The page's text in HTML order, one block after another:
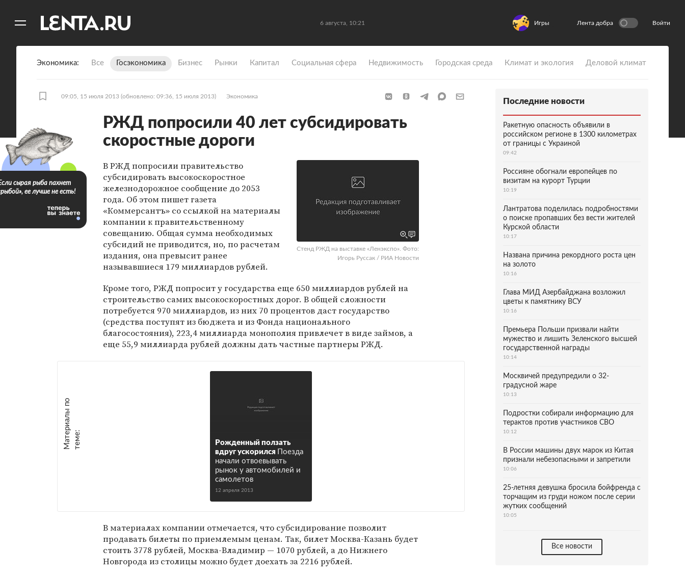
6 августа, 10:21 Игры Лента добра Войти
Экономика Все Госэкономика Бизнес Рынки Капитал Социальная сфера Недвижимость Городская среда Климат и экология Деловой климат
09:05, 15 июля 2013 (обновлено: 09:36, 15 июля 2013) Экономика
РЖД попросили 40 лет субсидировать
скоростные дороги
Стенд РЖД на выставке «Ленэкспо». Фото:
Игорь Руссак / РИА Новости
В РЖД попросили правительство
субсидировать высокоскоростное
железнодорожное сообщение до 2053
года. Об этом пишет газета
«Коммерсантъ» со ссылкой на материалы
компании к правительственному
совещанию. Общая сумма необходимых
субсидий не приводится, но, по расчетам
издания, она превысит ранее
называвшиеся 179 миллиардов рублей.
Кроме того, РЖД попросит у государства еще 650 миллиардов рублей на
строительство самих высокоскоростных дорог. В общей сложности
потребуется 970 миллиардов, из них 70 процентов даст государство
(средства поступят из бюджета и из Фонда национального
благосостояния), 223,4 миллиарда монополия привлечет в виде займов, а
еще 55,9 миллиарда рублей должны дать частные партнеры РЖД.
М
а
т е
р
и
а
л
ы
п
о
т
е
м
е :
Рожденный ползать
вдруг ускорился
Поезда
начали отвоевывать
рынок у автомобилей и
самолетов
12 апреля 2013
В материалах компании отмечается, что субсидирование позволит
продавать билеты по приемлемым ценам. Так, билет Москва-Казань будет
стоить 3778 рублей, Москва-Владимир — 1070 рублей, а до Нижнего
Новгорода из столицы можно будет доехать за 2216 рублей.
сырая рыба пахнет
ее лучше не есть!
Последние новости
Ракетную опасность объявили в
российском регионе в 1300 километрах
от границы с Украиной
09:42
Россияне обогнали европейцев по
визитам на курорт Турции
10:19
Лантратова поделилась подробностями
о поиске пропавших без вести жителей
Курской области
10:17
Названа причина рекордного роста цен
на золото
10:16
Глава МИД Азербайджана возложил
цветы к памятнику ВСУ
10:16
Премьера Польши призвали найти
мужество и лишить Зеленского высшей
государственной награды
10:14
Москвичей предупредили о 32-
градусной жаре
10:13
Подростки собирали информацию для
терактов против участников СВО
10:12
В России машины двух марок из Китая
признали небезопасными и запретили
10:06
25-летняя девушка бросила бойфренда с
торчащим из груди ножом после серии
жутких сообщений
10:05
Все новости